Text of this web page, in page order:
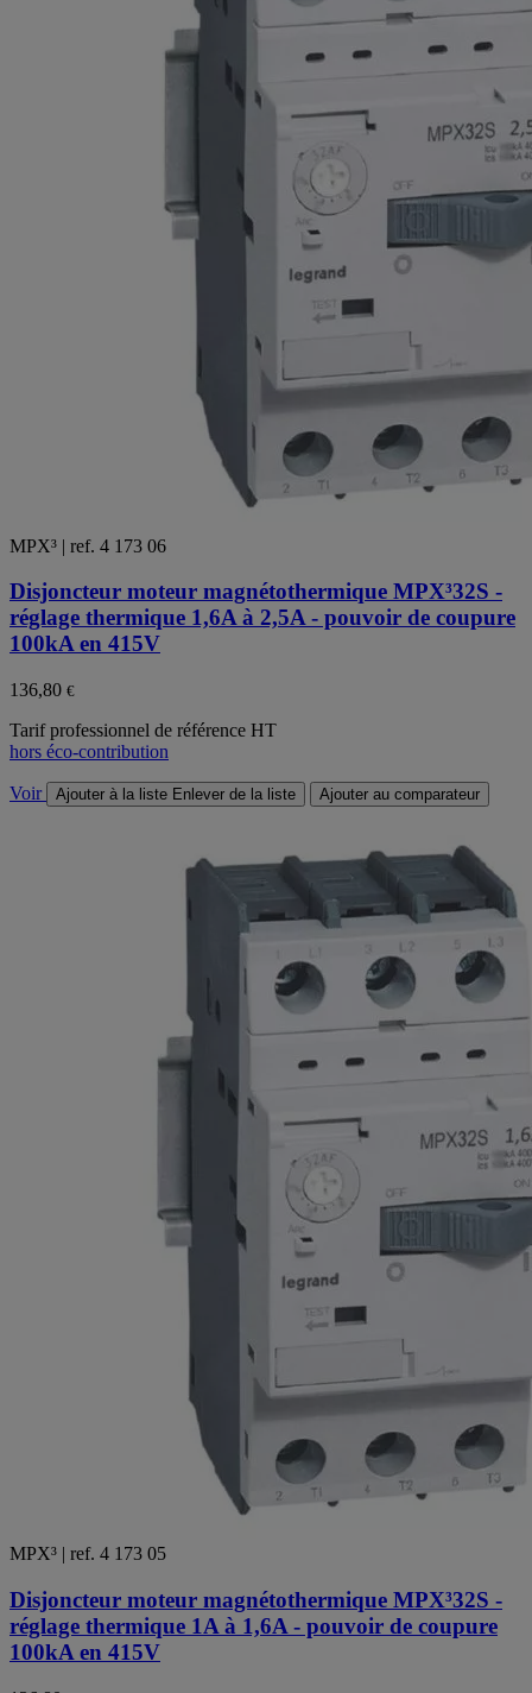
MPX³ | ref. 4 173 06
Disjoncteur moteur magnétothermique MPX³32S -
réglage thermique 1,6A à 2,5A - pouvoir de coupure
100kA en 415V
136,80 €
Tarif professionnel de référence HT
hors éco-contribution
Voir Ajouter à la liste Enlever de la liste Ajouter au comparateur
MPX³ | ref. 4 173 05
Disjoncteur moteur magnétothermique MPX³32S -
réglage thermique 1A à 1,6A - pouvoir de coupure
100kA en 415V